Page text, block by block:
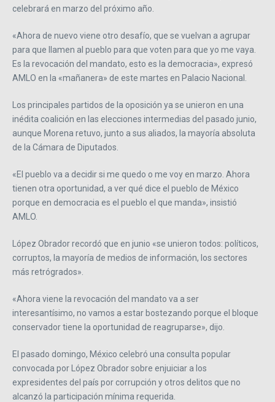
celebrará en marzo del próximo año.
«Ahora de nuevo viene otro desafío, que se vuelvan a agrupar
para que llamen al pueblo para que voten para que yo me vaya.
Es la revocación del mandato, esto es la democracia», expresó
AMLO en la «mañanera» de este martes en Palacio Nacional.
Los principales partidos de la oposición ya se unieron en una
inédita coalición en las elecciones intermedias del pasado junio,
aunque Morena retuvo, junto a sus aliados, la mayoría absoluta
de la Cámara de Diputados.
«El pueblo va a decidir si me quedo o me voy en marzo. Ahora
tienen otra oportunidad, a ver qué dice el pueblo de México
porque en democracia es el pueblo el que manda», insistió
AMLO.
López Obrador recordó que en junio «se unieron todos: políticos,
corruptos, la mayoría de medios de información, los sectores
más retrógrados».
«Ahora viene la revocación del mandato va a ser
interesantísimo, no vamos a estar bostezando porque el bloque
conservador tiene la oportunidad de reagruparse», dijo.
El pasado domingo, México celebró una consulta popular
convocada por López Obrador sobre enjuiciar a los
expresidentes del país por corrupción y otros delitos que no
alcanzó la participación mínima requerida.